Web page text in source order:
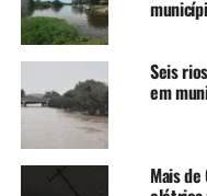
por mais de uma
federal.
O ministro da
Reconstrução do Rio
no sábado, 13, que o
Seis
em
Mais